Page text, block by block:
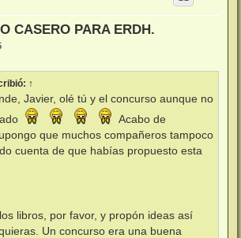
CASERO PARA ERDH.
↑
Javier, olé tú y el concurso aunque no
Acabo de
que muchos compañeros tampoco
cuenta de que habías propuesto esta
libros, por favor, y propón ideas así
Un concurso era una buena